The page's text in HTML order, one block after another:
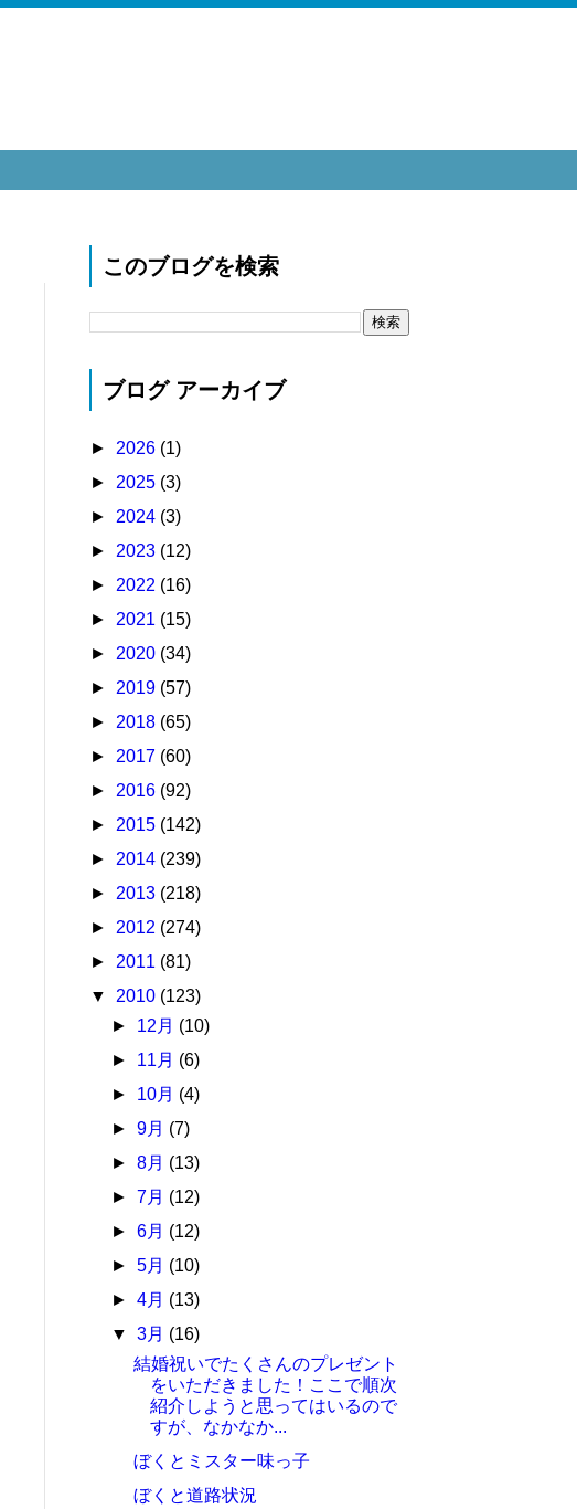
このブログを検索
ブログ アーカイブ
► 2026 (1)
► 2025 (3)
► 2024 (3)
► 2023 (12)
► 2022 (16)
► 2021 (15)
► 2020 (34)
► 2019 (57)
► 2018 (65)
► 2017 (60)
► 2016 (92)
► 2015 (142)
► 2014 (239)
► 2013 (218)
► 2012 (274)
► 2011 (81)
▼ 2010 (123)
► 12月 (10)
► 11月 (6)
► 10月 (4)
►9月 (7)
►8月 (13)
►7月 (12)
►6月 (12)
►5月 (10)
►4月 (13)
▼3月 (16)
結婚祝いでたくさんのプレゼント
をいただきました！ここで順次
紹介しようと思ってはいるので
すが、なかなか...
ぼくとミスター味っ子
ぼくと道路状況